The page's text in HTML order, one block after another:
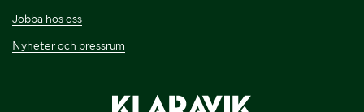
Jobba hos oss
Nyheter och pressrum